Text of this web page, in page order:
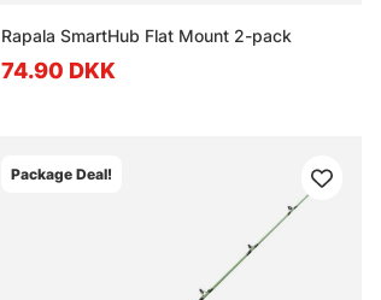
Rapala SmartHub Flat Mount 2-pack
74.90 DKK
Package Deal!